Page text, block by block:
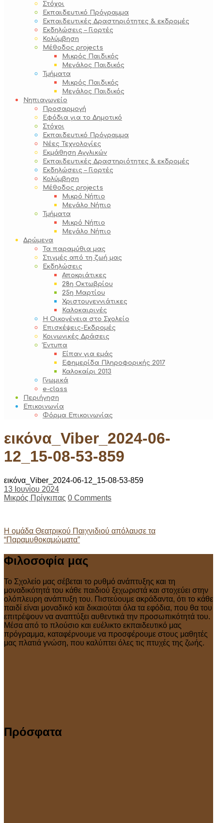
Στόχοι
Εκπαιδευτικό Πρόγραμμα
Εκπαιδευτικές Δραστηριότητες & εκδρομές
Εκδηλώσεις – Γιορτές
Κολύμβηση
Μέθοδος projects
Μικρός Παιδικός
Μεγάλος Παιδικός
Τμήματα
Μικρός Παιδικός
Μεγάλος Παιδικός
Νηπιαγωγείο
Προσαρμογή
Εφόδια για το Δημοτικό
Στόχοι
Εκπαιδευτικό Πρόγραμμα
Νέες Τεχνολογίες
Εκμάθηση Αγγλικών
Εκπαιδευτικές Δραστηριότητες & εκδρομές
Εκδηλώσεις – Γιορτές
Κολύμβηση
Μέθοδος projects
Μικρό Νήπιο
Μεγάλο Νήπιο
Τμήματα
Μικρό Νήπιο
Μεγάλο Νήπιο
Δρώμενα
Τα παραμύθια μας
Στιγμές από τη ζωή μας
Εκδηλώσεις
Αποκριάτικες
28η Οκτωβρίου
25η Μαρτίου
Χριστουγεννιάτικες
Καλοκαιρινές
Η Οικογένεια στο Σχολείο
Επισκέψεις-Εκδρομές
Κοινωνικές Δράσεις
Έντυπα
Είπαν για εμάς
Εφημερίδα Πληροφορικής 2017
Καλοκαίρι 2013
Γνωμικά
e-class
Περιήγηση
Επικοινωνία
Φόρμα Επικοινωνίας
εικόνα_Viber_2024-06-
12_15-08-53-859
εικόνα_Viber_2024-06-12_15-08-53-859
13 Ιουνίου 2024
Μικρός Πρίγκιπας 0 Comments
Post
navigation
Η ομάδα Θεατρικού Παιχνιδιού απόλαυσε τα
“Παραμυθοκαμώματα”
Φιλοσοφία μας
Το Σχολείο μας σέβεται το ρυθμό ανάπτυξης και τη
μοναδικότητά του κάθε παιδιού ξεχωριστά και στοχεύει στην
ολόπλευρη ανάπτυξη του. Πιστεύουμε ακράδαντα, ότι το κάθε
παιδί είναι μοναδικό και δικαιούται όλα τα εφόδια, που θα του
επιτρέψουν να αναπτύξει αυθεντικά την προσωπικότητά του.
Μέσα από το πλούσιο και ευέλικτο εκπαιδευτικό μας
πρόγραμμα, καταφέρνουμε να προσφέρουμε στους μαθητές
μας πλατιά γνώση, που καλύπτει όλες τις πτυχές της ζωής.
Πρόσφατα